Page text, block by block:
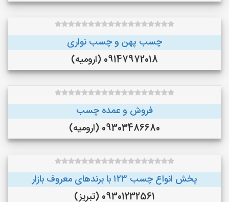
چسب پهن و چسب نواری
09147972018 (ارومیه)
فروش و عمده چسب
09303486680 (ارومیه)
پخش انواع چسب ۱۲۳ با برندهای معروف بازار
09301232561 (تبریز)